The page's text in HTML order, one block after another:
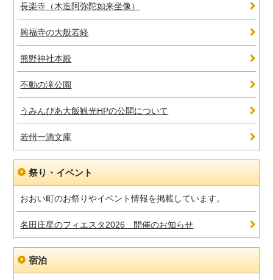
長楽寺（木造阿弥陀如来坐像）
興福寺の大般若経
熊野神社本殿
不動の滝公園
うみんぴあ大飯観光HPの公開について
若州一滴文庫
祭り・イベント
おおい町のお祭りやイベント情報を掲載しています。
名田庄星のフィエスタ2026 開催のお知らせ
宿泊